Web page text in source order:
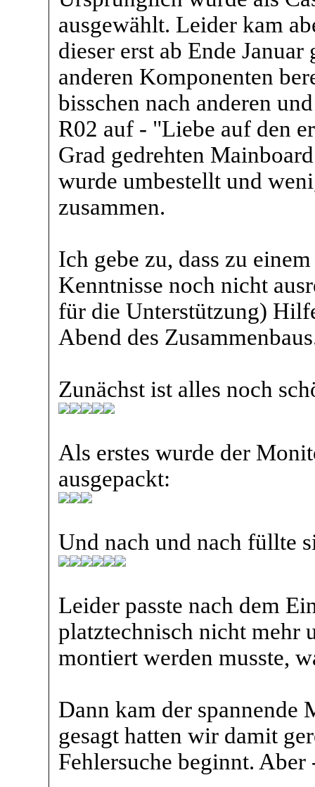
ausgewählt. Leider kam
dieser erst ab Ende
anderen Komponenten
bisschen nach anderen
R02 auf - "Liebe auf den
Grad gedrehten
wurde umbestellt und
zusammen.
Ich gebe zu, dass zu
Kenntnisse noch nicht
für die Unterstützung)
Abend des
Zunächst ist alles noch
Als erstes wurde der
ausgepackt:
Und nach und nach füllte
Leider passte nach dem
platztechnisch nicht mehr
montiert werden musste,
Dann kam der spannende
gesagt hatten wir damit
Fehlersuche beginnt.